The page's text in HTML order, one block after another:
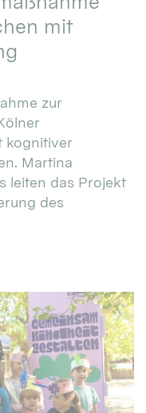
mit
zur
kognitiver
Martina
leiten das Projekt
des